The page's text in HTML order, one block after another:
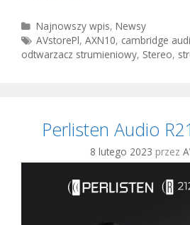
AXN10
i
MXN10
Kategorie
Najnowszy wpis,Newsy
Tagi
AVstorePl,AXN10, cambridge
odtwarzacz strumieniowy, Stereo,
Perlisten Audio
8 lutego 2023 przez